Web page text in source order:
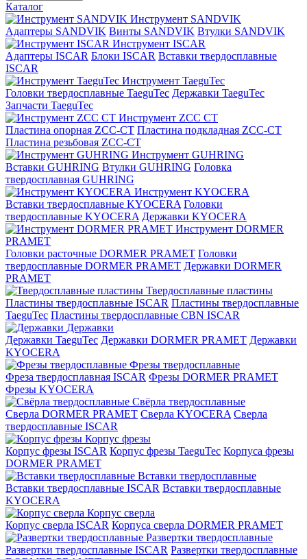
Каталог
Инструмент SANDVIK
Адаптеры SANDVIK Винты SANDVIK Втулки SANDVIK
Инструмент ISCAR
Адаптеры ISCAR Блоки ISCAR Вставки твердосплавные
ISCAR
Инструмент TaeguTec
Головки твердосплавные TaeguTec Державки TaeguTec
Запчасти TaeguTec
Инструмент ZCС CT
Пластина опорная ZCC-CT Пластина подкладная ZCC-CT
Пластина резьбовая ZCC-CT
Инструмент GUHRING
Вставки GUHRING Втулки GUHRING Головка
твердосплавная GUHRING
Инструмент KYOCERA
Вставки твердосплавные KYOCERA Головки
твердосплавные KYOCERA Державки KYOCERA
Инструмент DORMER
PRAMET
Головки расточные DORMER PRAMET Головки
твердосплавные DORMER PRAMET Державки DORMER
PRAMET
Твердосплавные пластины
Пластины твердосплавные ISCAR Пластины твердосплавные
TaeguTec Пластины твердосплавные CBN ISCAR
Державки
Державки TaeguTec Державки DORMER PRAMET Державки
KYOCERA
Фрезы твердосплавные
Фреза твердосплавная ISCAR Фрезы DORMER PRAMET
Фрезы KYOCERA
Свёрла твердосплавные
Сверла DORMER PRAMET Сверла KYOCERA Сверла
твердосплавные ISCAR
Корпус фрезы
Корпус фрезы ISCAR Корпус фрезы TaeguTec Корпуса фрезы
DORMER PRAMET
Вставки твердосплавные
Вставки твердосплавные ISCAR Вставки твердосплавные
KYOCERA
Корпус сверла
Корпус сверла ISCAR Корпуса сверла DORMER PRAMET
Развертки твердосплавные
Развертки твердосплавные ISCAR Развертки твердосплавные